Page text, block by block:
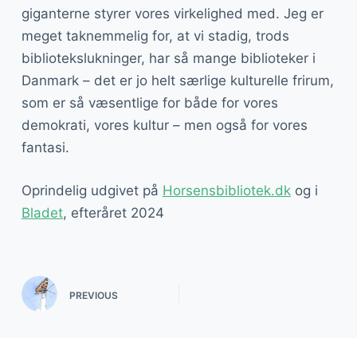
giganterne styrer vores virkelighed med. Jeg er
meget taknemmelig for, at vi stadig, trods
bibliotekslukninger, har så mange biblioteker i
Danmark – det er jo helt særlige kulturelle frirum,
som er så væsentlige for både for vores
demokrati, vores kultur – men også for vores
fantasi.
Oprindelig udgivet på Horsensbibliotek.dkog i
Bladet, efteråret 2024
PREVIOUS